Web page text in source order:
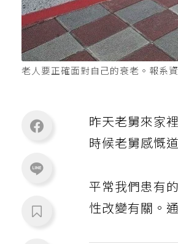
老人要正確面對自己的衰老。報系
昨天老舅來家
時候老舅感慨
平常我們患有
性改變有關。